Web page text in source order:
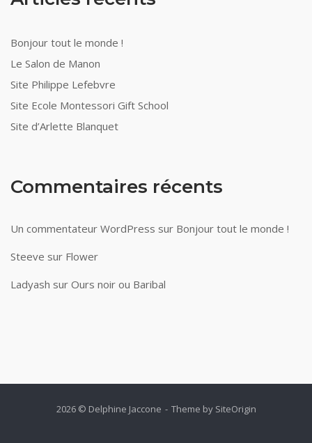
Bonjour tout le monde !
Le Salon de Manon
Site Philippe Lefebvre
Site Ecole Montessori Gift School
Site d’Arlette Blanquet
Commentaires récents
Un commentateur WordPress sur Bonjour tout le monde !
Steeve sur Flower
Ladyash sur Ours noir ou Baribal
2026 © Delphine Jaccone Theme by SiteOrigin